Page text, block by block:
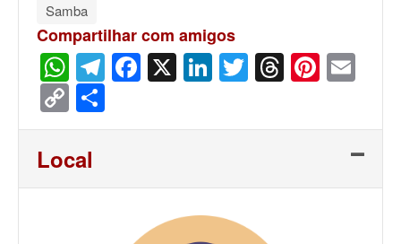
Samba
Compartilhar com amigos
WhatsApp
Telegram
Facebook
X LinkedIn
Twitter
Threads
Copy
Link
Local